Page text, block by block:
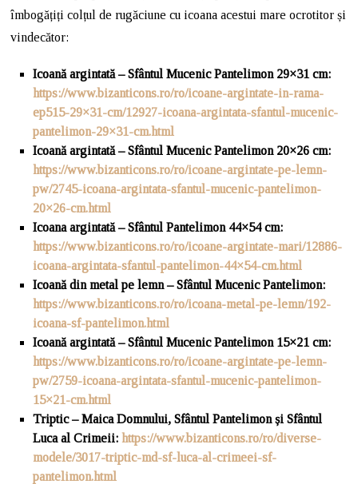
îmbogățiți colțul de rugăciune cu icoana acestui mare ocrotitor și
vindecător:
Icoană argintată – Sfântul Mucenic Pantelimon 29×31 cm:
https://www.bizanticons.ro/ro/icoane-argintate-in-rama-
ep515-29×31-cm/12927-icoana-argintata-sfantul-mucenic-
pantelimon-29×31-cm.html
Icoană argintată – Sfântul Mucenic Pantelimon 20×26 cm:
https://www.bizanticons.ro/ro/icoane-argintate-pe-lemn-
pw/2745-icoana-argintata-sfantul-mucenic-pantelimon-
20×26-cm.html
Icoana argintată – Sfântul Pantelimon 44×54 cm:
https://www.bizanticons.ro/ro/icoane-argintate-mari/12886-
icoana-argintata-sfantul-pantelimon-44×54-cm.html
Icoană din metal pe lemn – Sfântul Mucenic Pantelimon:
https://www.bizanticons.ro/ro/icoana-metal-pe-lemn/192-
icoana-sf-pantelimon.html
Icoană argintată – Sfântul Mucenic Pantelimon 15×21 cm:
https://www.bizanticons.ro/ro/icoane-argintate-pe-lemn-
pw/2759-icoana-argintata-sfantul-mucenic-pantelimon-
15×21-cm.html
Triptic – Maica Domnului, Sfântul Pantelimon și Sfântul
Luca al Crimeii: https://www.bizanticons.ro/ro/diverse-
modele/3017-triptic-md-sf-luca-al-crimeei-sf-
pantelimon.html